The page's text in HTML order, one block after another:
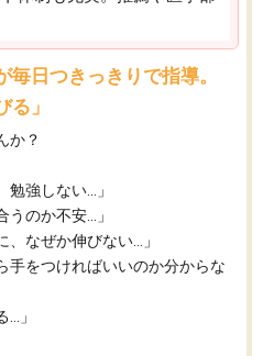
日つきっきりで指導。
」
か？
勉強しない…」
うのか不安…」
、なぜか伸びない…」
手をつければいいのか分からな
…」